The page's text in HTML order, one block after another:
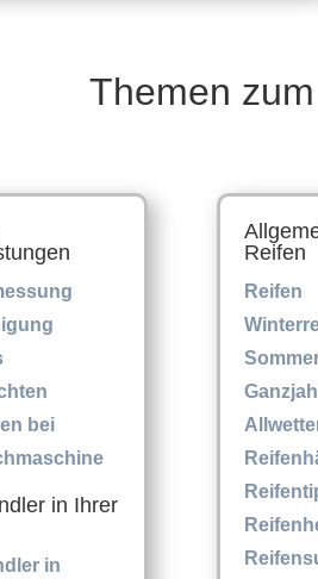
Themen
bei
in Ihrer
in
Reifen
Reifen